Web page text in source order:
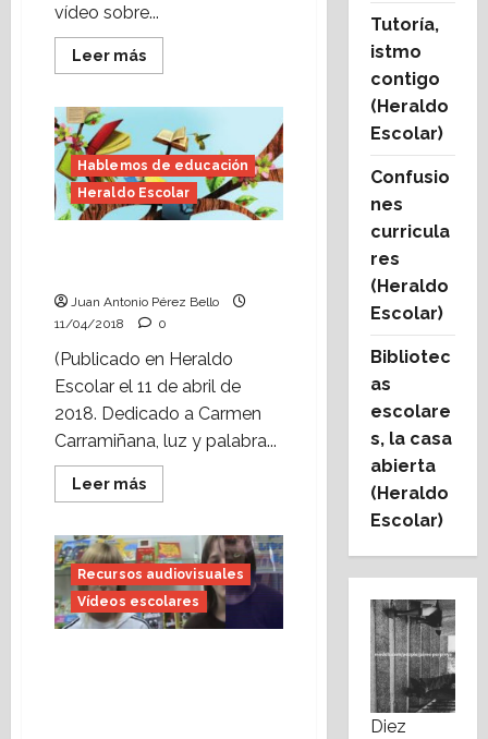
vídeo sobre...
Leer másLeer
más
escolar:
reportaje
de
la
biblioteca
municipal
de
Hablemos de educación
Heraldo Escolar
Juan Antonio Pérez Bello
11/04/2018
0
(Publicado en Heraldo
Escolar el 11 de abril de
2018. Dedicado a Carmen
Carramiñana, luz y palabra...
Leer másLeer
más
Cómo
va
la
lectura
(Heraldo
Escolar)
Recursos audiovisuales
Vídeos escolares
Tutoría,
istmo
contigo
(Heraldo
Escolar)
Confusio
nes
curricula
res
(Heraldo
Escolar)
Bibliotec
as
escolare
s, la casa
abierta
(Heraldo
Escolar)
Diez